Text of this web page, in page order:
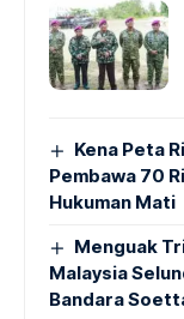
Kena Peta
Pembawa 70
Hukuman Mati
Menguak
Malaysia
Bandara